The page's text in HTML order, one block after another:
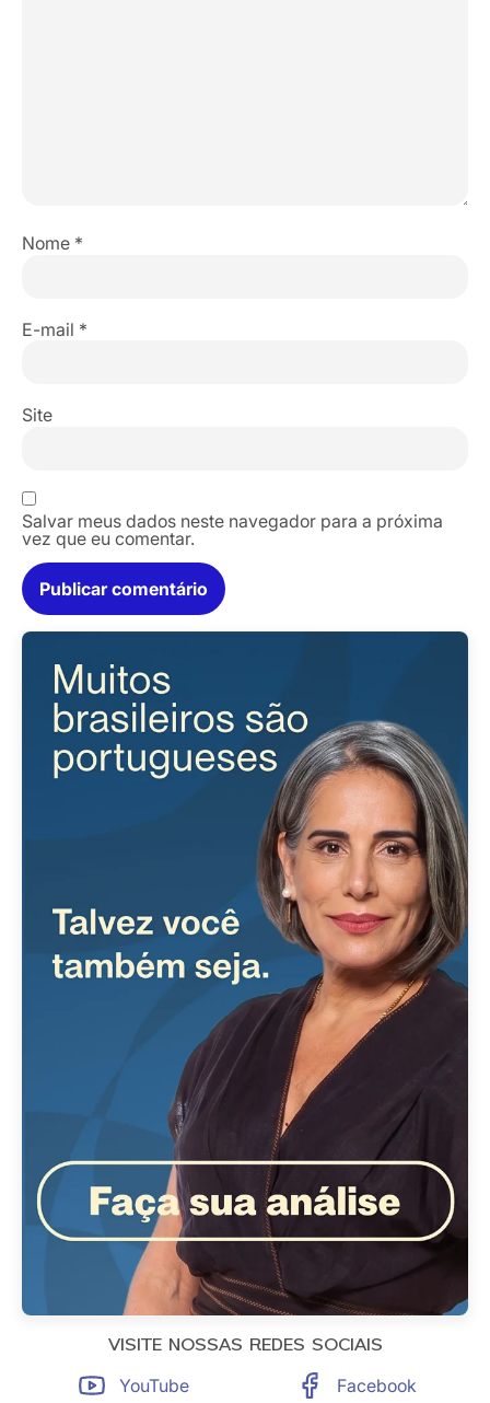
Nome *
E-mail *
Site
Salvar meus dados neste navegador para a próxima
vez que eu comentar.
VISITE NOSSAS REDES SOCIAIS
YouTube Facebook